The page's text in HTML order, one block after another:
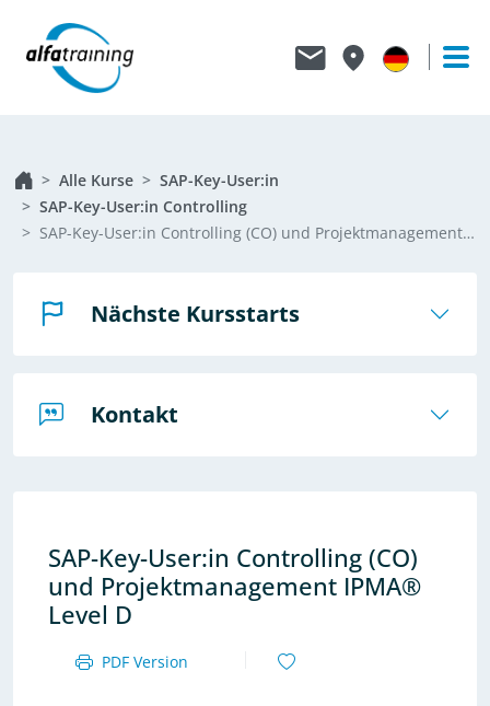
Alle Kurse
SAP-Key-User:in
SAP-Key-User:in Controlling
SAP-Key-User:in Controlling (CO) und Projektmanagement IPMA® Level D
Nächste Kursstarts
Kontakt
SAP-Key-User:in Controlling (CO)
und Projektmanagement IPMA®
Level D
PDF Version